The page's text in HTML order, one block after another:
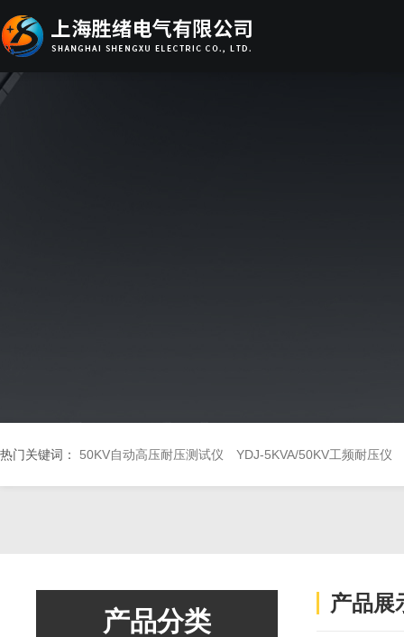
热门关键词： 50KV自动高压耐压测试仪 YDJ-5KVA/50KV工频耐压仪
产品分类
产品展